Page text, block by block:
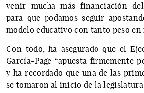
venir mucha más financiación
para que podamos seguir
modelo educativo con tanto peso en
Con todo, ha asegurado que el
García-Page “apuesta firmemente
y ha recordado que una de las
se tomaron al inicio de la